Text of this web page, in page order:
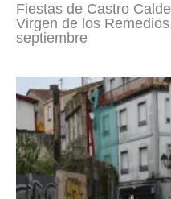
Fiestas de Castro
Virgen de los
septiembre